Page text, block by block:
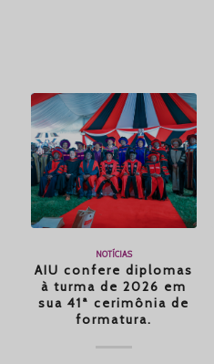
NOTÍCIAS
AIU confere diplomas
à turma de 2026 em
sua 41ª cerimônia de
formatura.